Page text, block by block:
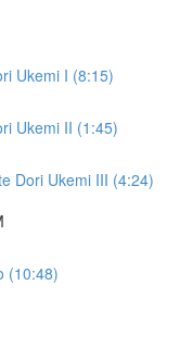
Ukemi I (8:15)
Ukemi II (1:45)
Dori Ukemi III (4:24)
(10:48)